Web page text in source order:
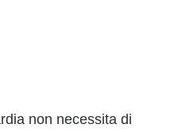
non necessita di